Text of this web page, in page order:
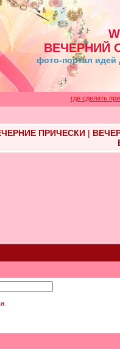
ВЕЧЕРНИЙ
фото-портал идей
где сделать
ПРИЧЕСКИ|